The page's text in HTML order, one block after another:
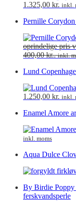
1.325,00 kr. inkl.
Pernille
oprindelige pris
400,00 kr.. inkl.
Lund
1.250,00 kr. inkl.
Enamel Amore
inkl. moms
Aqua Dulce
By Birdie Poppy
ferskvandsperle